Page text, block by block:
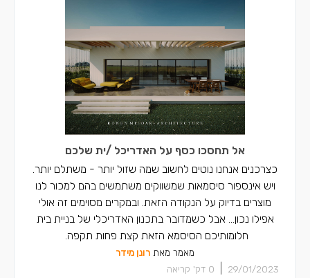
אל תחסכו כסף על האדריכל /ית שלכם
כצרכנים אנחנו נוטים לחשוב שמה שזול יותר - משתלם יותר.
ויש אינספור סיסמאות שמשווקים משתמשים בהם למכור לנו
מוצרים בדיוק על הנקודה הזאת. ובמקרים מסוימים זה אולי
אפילו נכון… אבל כשמדובר בתכנון האדריכלי של בניית בית
חלומותיכם הסיסמא הזאת קצת פחות תקפה.
מאמר מאת רונן מידר
29/01/2023
0 דק' קריאה